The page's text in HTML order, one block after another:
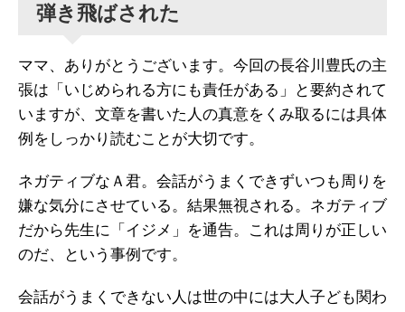
弾き飛ばされた
ママ、ありがとうございます。今回の長谷川豊氏の主
張は「いじめられる方にも責任がある」と要約されて
いますが、文章を書いた人の真意をくみ取るには具体
例をしっかり読むことが大切です。
ネガティブなＡ君。会話がうまくできずいつも周りを
嫌な気分にさせている。結果無視される。ネガティブ
だから先生に「イジメ」を通告。これは周りが正しい
のだ、という事例です。
会話がうまくできない人は世の中には大人子ども関わ